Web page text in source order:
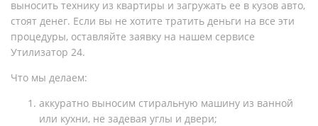
выносить технику из квартиры и загружать ее в кузов авто,
стоят денег. Если вы не хотите тратить деньги на все эти
процедуры, оставляйте заявку на нашем сервисе
Утилизатор 24.
Что мы делаем:
аккуратно выносим стиральную машину из ванной
или кухни, не задевая углы и двери;